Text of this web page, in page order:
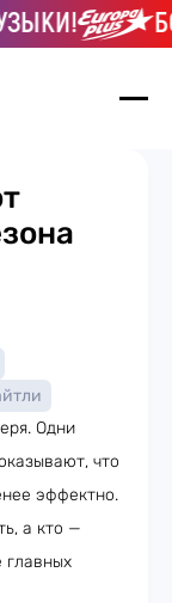
Одни
что
эффектно.
а кто —
главных